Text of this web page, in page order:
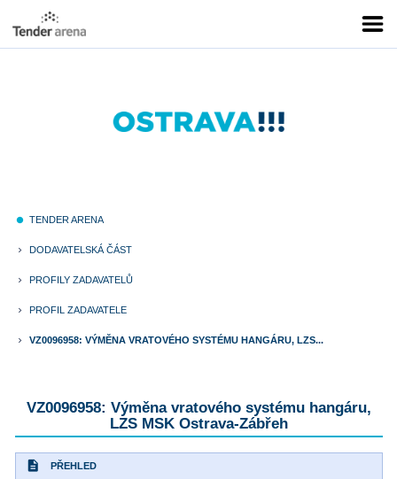
fiber_manual_record TENDER ARENA
keyboard_arrow_right DODAVATELSKÁ ČÁST
keyboard_arrow_right PROFILY ZADAVATELŮ
keyboard_arrow_right PROFIL ZADAVATELE
keyboard_arrow_right VZ0096958: VÝMĚNA VRATOVÉHO SYSTÉMU HANGÁRU, LZS...
VZ0096958: Výměna vratového systému hangáru,
LZS MSK Ostrava-Zábřeh
description PŘEHLED